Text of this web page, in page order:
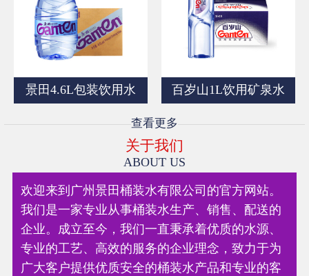
景田4.6L包装饮用水 百岁山1L饮用矿泉水
查看更多
关于我们
ABOUT US
欢迎来到广州景田桶装水有限公司的官方网站。
我们是一家专业从事桶装水生产、销售、配送的
企业。成立至今，我们一直秉承着优质的水源、
专业的工艺、高效的服务的企业理念，致力于为
广大客户提供优质安全的桶装水产品和专业的客